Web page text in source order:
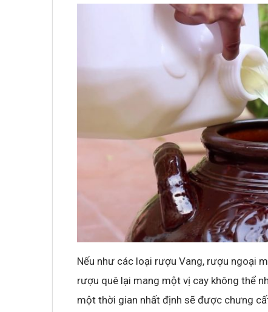
Nếu như các loại rượu Vang, rượu ngoại
rượu quê lại mang một vị cay không thể
một thời gian nhất định sẽ được chưng
Không khí cổ vũ U23 Việt Nam tại BNC
sóng truyền hình K+